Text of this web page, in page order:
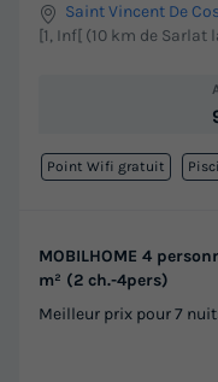
Saint Vincent De
[1, Inf[ (10 km de Sarlat
Point Wifi gratuit
MOBILHOME 4
m² (2 ch.-4pers)
Meilleur prix pour 7